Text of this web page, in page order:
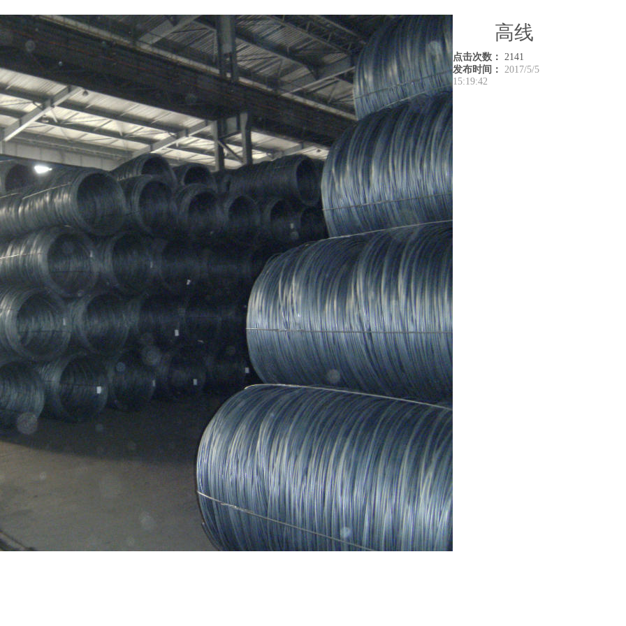
高线
点击次数：
2141
发布时间：
2017/5/5
15:19:42